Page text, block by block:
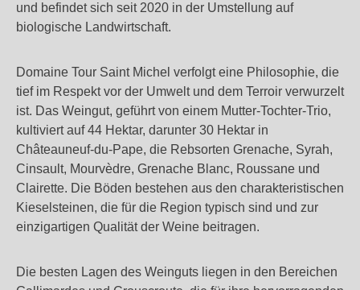
und befindet sich seit 2020 in der Umstellung auf
biologische Landwirtschaft.
Domaine Tour Saint Michel verfolgt eine Philosophie, die
tief im Respekt vor der Umwelt und dem Terroir verwurzelt
ist. Das Weingut, geführt von einem Mutter-Tochter-Trio,
kultiviert auf 44 Hektar, darunter 30 Hektar in
Châteauneuf-du-Pape, die Rebsorten Grenache, Syrah,
Cinsault, Mourvèdre, Grenache Blanc, Roussane und
Clairette​​. Die Böden bestehen aus den charakteristischen
Kieselsteinen, die für die Region typisch sind und zur
einzigartigen Qualität der Weine beitragen.
Die besten Lagen des Weinguts liegen in den Bereichen